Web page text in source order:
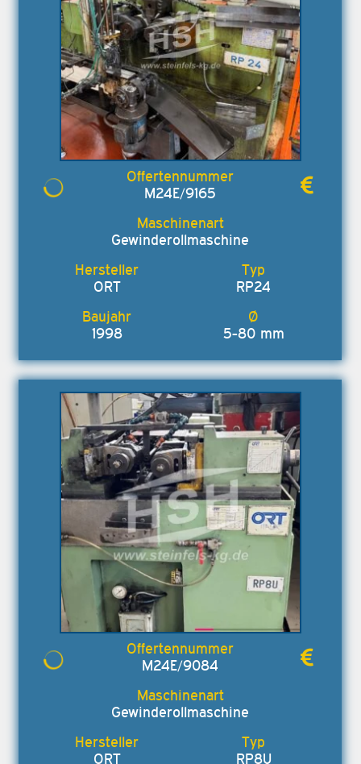
M24E/9165
Gewinderollmaschine
ORT RP24
1998 5-80 mm
M24E/9084
Gewinderollmaschine
ORT RP8U